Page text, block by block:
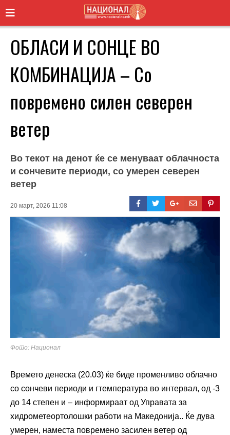
ОБЛАСИ И СОНЦЕ ВО
КОМБИНАЦИЈА – Со
повремено силен северен
ветер
Во текот на денот ќе се менуваат облачноста
и сончевите периоди, со умерен северен
ветер
20 март, 2026 11:08
Фото: Национал
Времето денеска (20.03) ќе биде променливо облачно
со сончеви периоди и гтемпература во интервал, од -3
до 14 степен и – информираат од Управата за
хидрометеортолошки работи на Македонија.. Ќе дува
умерен, наместа повремено засилен ветер од